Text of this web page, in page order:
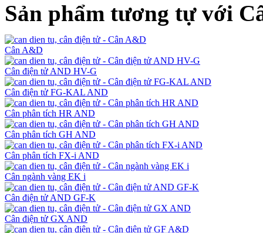
Sản phẩm tương tự với
Cân A&D
Cân điện tử AND HV-G
Cân điện tử FG-KAL AND
Cân phân tích HR AND
Cân phân tích GH AND
Cân phân tích FX-i AND
Cân ngành vàng EK i
Cân điện tử AND GF-K
Cân điện tử GX AND